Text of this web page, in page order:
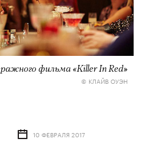
фильма«Killer In Red»
© КЛАЙВ ОУЭН
10 ФЕВРАЛЯ 2017